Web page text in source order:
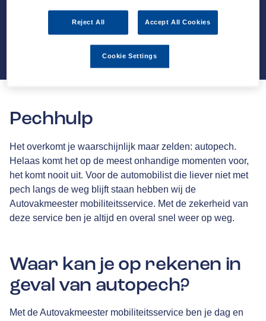
Pechhulp
Het overkomt je waarschijnlijk maar zelden: autopech.
Helaas komt het op de meest onhandige momenten voor,
het komt nooit uit. Voor de automobilist die liever niet met
pech langs de weg blijft staan hebben wij de
Autovakmeester mobiliteitsservice. Met de zekerheid van
deze service ben je altijd en overal snel weer op weg.
Waar kan je op rekenen in
geval van autopech?
Met de Autovakmeester mobiliteitsservice ben je dag en
Reject All Accept All Cookies
Cookie Settings